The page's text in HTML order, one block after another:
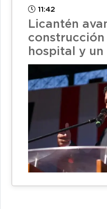
11:42
Licantén
construcción
hospital y un